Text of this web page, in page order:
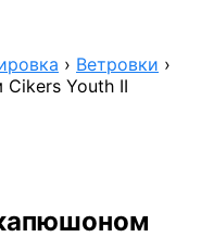
› Ветровки ›
Youth II